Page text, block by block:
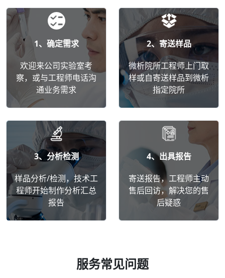
1、确定需求
欢迎来公司实验室考
察，或与工程师电话沟
通业务需求
2、寄送样品
微析院所工程师上门取
样或自寄送样品到微析
指定院所
3、分析检测
样品分析/检测，技术工
程师开始制作分析汇总
报告
4、出具报告
寄送报告，工程师主动
售后回访，解决您的售
后疑惑
服务常见问题